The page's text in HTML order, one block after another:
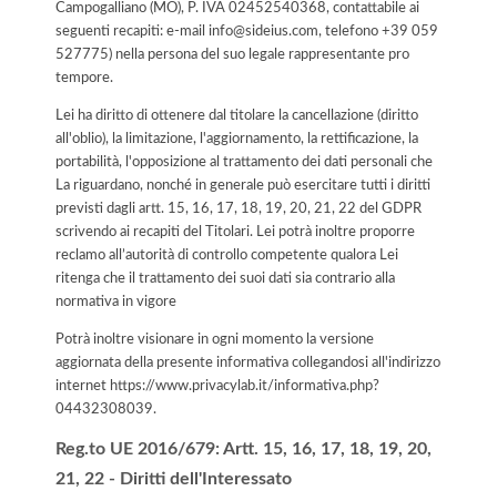
Campogalliano (MO), P. IVA 02452540368, contattabile ai
seguenti recapiti: e-mail info@sideius.com, telefono +39 059
527775) nella persona del suo legale rappresentante pro
tempore.
Lei ha diritto di ottenere dal titolare la cancellazione (diritto
all'oblio), la limitazione, l'aggiornamento, la rettificazione, la
portabilità, l'opposizione al trattamento dei dati personali che
La riguardano, nonché in generale può esercitare tutti i diritti
previsti dagli artt. 15, 16, 17, 18, 19, 20, 21, 22 del GDPR
scrivendo ai recapiti del Titolari. Lei potrà inoltre proporre
reclamo all’autorità di controllo competente qualora Lei
ritenga che il trattamento dei suoi dati sia contrario alla
normativa in vigore
Potrà inoltre visionare in ogni momento la versione
aggiornata della presente informativa collegandosi all'indirizzo
internet https://www.privacylab.it/informativa.php?
04432308039.
Reg.to UE 2016/679: Artt. 15, 16, 17, 18, 19, 20,
21, 22 - Diritti dell'Interessato